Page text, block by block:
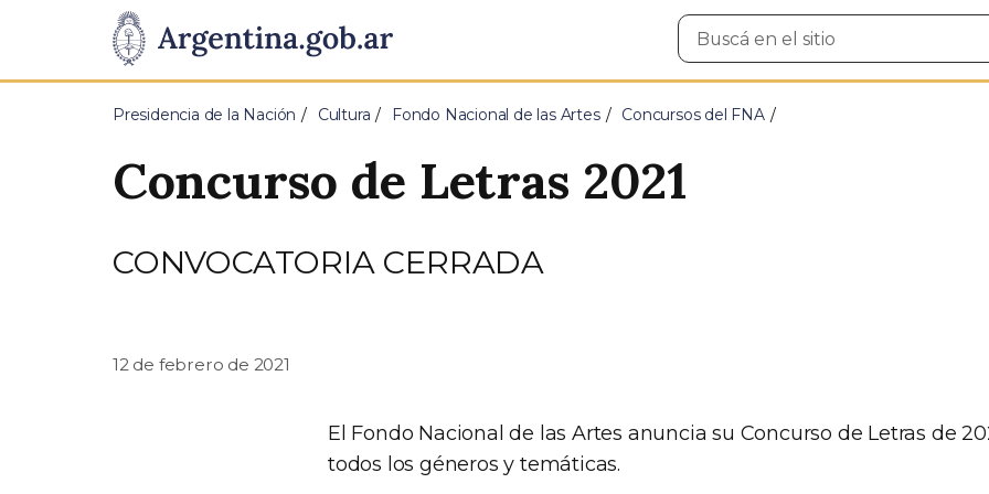
Presidencia
de
Pasar al contenido principal
Buscar
en
Presidencia de la Nación Cultura Fondo Nacional de las Artes Concursos del FNA
Concurso de Letras 2021
CONVOCATORIA CERRADA
12 de febrero de 2021
El Fondo Nacional de las Artes anuncia su Concurso de Letras de
todos los géneros y temáticas.